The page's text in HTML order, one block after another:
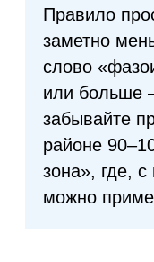
Правило
заметно
слово
или больше
забывайте
районе
зона», где,
можно